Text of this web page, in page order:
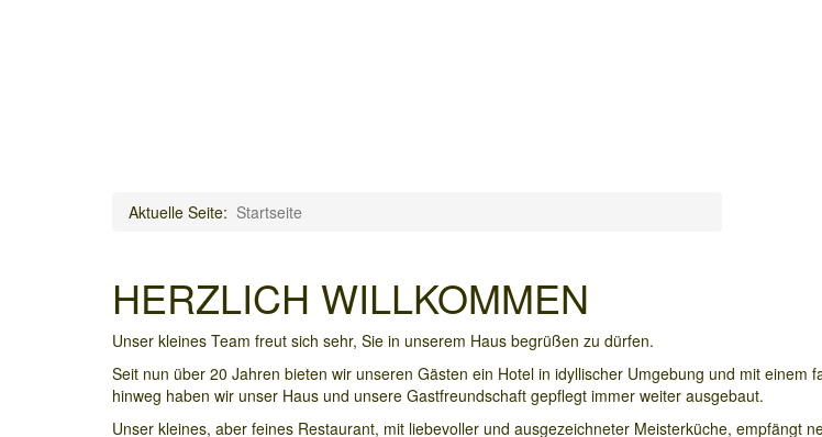
Aktuelle Seite: Startseite
HERZLICH WILLKOMMEN
Unser kleines Team freut sich sehr, Sie in unserem Haus begrüßen zu dürfen.
Seit nun über 20 Jahren bieten wir unseren Gästen ein Hotel in idyllischer Umgebung und mit einem
hinweg haben wir unser Haus und unsere Gastfreundschaft gepflegt immer weiter ausgebaut.
Unser kleines, aber feines Restaurant, mit liebevoller und ausgezeichneter Meisterküche, empfängt